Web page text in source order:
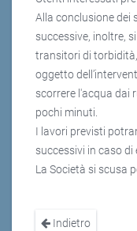
Alla conclusione dei
successive, inoltre,
transitori di
oggetto
scorrere l'acqua dai
pochi minuti.
I lavori previsti
successivi in caso di
La Società si scusa
Indietro